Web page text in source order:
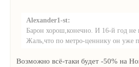
Alexander1-st:
Барон хорош,конечно. И 16-й год не
Жаль,что по метро-ценнику он уже
Возможно всё-таки будет -50% на